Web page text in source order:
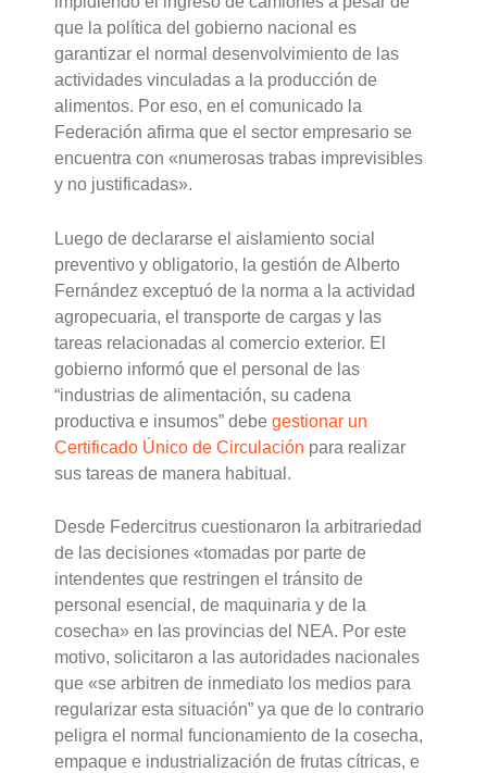
que la política del gobierno nacional es
garantizar el normal desenvolvimiento de las
actividades vinculadas a la producción de
alimentos. Por eso, en el comunicado la
Federación afirma que el sector empresario se
encuentra con «numerosas trabas imprevisibles
y no justificadas».
Luego de declararse el aislamiento social
preventivo y obligatorio, la gestión de Alberto
Fernández exceptuó de la norma a la actividad
agropecuaria, el transporte de cargas y las
tareas relacionadas al comercio exterior. El
gobierno informó que el personal de las
“industrias de alimentación, su cadena
productiva e insumos” debegestionar un
Certificado Único de Circulación para realizar
sus tareas de manera habitual.
Desde Federcitrus cuestionaron la arbitrariedad
de las decisiones «tomadas por parte de
intendentes que restringen el tránsito de
personal esencial, de maquinaria y de la
cosecha» en las provincias del NEA. Por este
motivo, solicitaron a las autoridades nacionales
que «se arbitren de inmediato los medios para
regularizar esta situación” ya que de lo contrario
peligra el normal funcionamiento de la cosecha,
empaque e industrialización de frutas cítricas, e